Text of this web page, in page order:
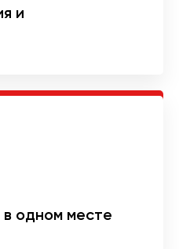
и
одном месте